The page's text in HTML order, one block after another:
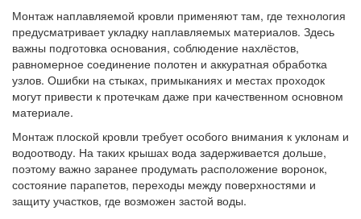
Монтаж наплавляемой кровли применяют там, где технология
предусматривает укладку наплавляемых материалов. Здесь
важны подготовка основания, соблюдение нахлёстов,
равномерное соединение полотен и аккуратная обработка
узлов. Ошибки на стыках, примыканиях и местах проходок
могут привести к протечкам даже при качественном основном
материале.
Монтаж плоской кровли требует особого внимания к уклонам и
водоотводу. На таких крышах вода задерживается дольше,
поэтому важно заранее продумать расположение воронок,
состояние парапетов, переходы между поверхностями и
защиту участков, где возможен застой воды.